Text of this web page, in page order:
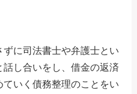
に司法書士や弁護士とい
し合いをし、借金の返済
いく債務整理のことをい